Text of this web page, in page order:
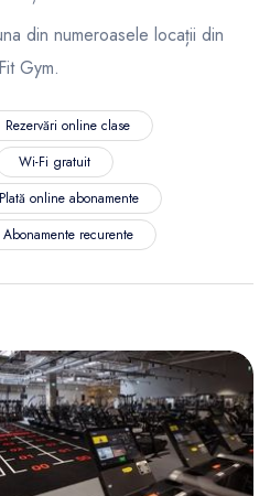
din numeroasele locații din
Gym.
Rezervări online clase
Wi-Fi gratuit
Plată online abonamente
Abonamente recurente